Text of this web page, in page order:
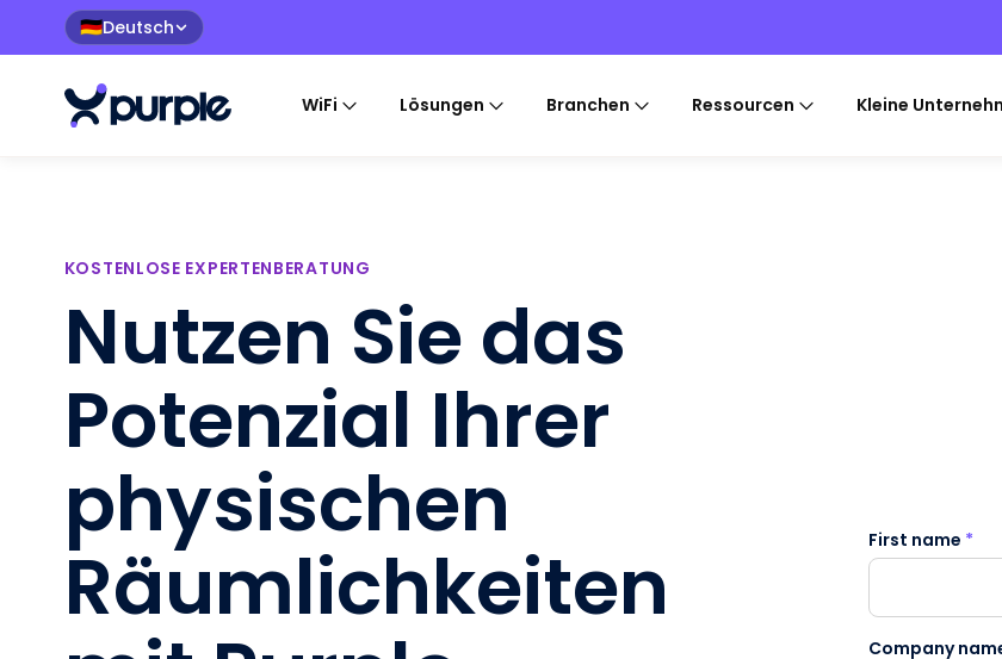
🇩🇪Deutsch
WiFi Lösungen Branchen Ressourcen Kleine
KOSTENLOSE EXPERTENBERATUNG
Nutzen Sie das
Potenzial Ihrer
physischen
Räumlichkeiten First name *
Company